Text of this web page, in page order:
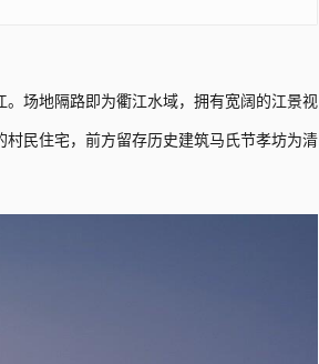
场地隔路即为衢江水域，拥有宽阔的江景视
民住宅，前方留存历史建筑马氏节孝坊为清